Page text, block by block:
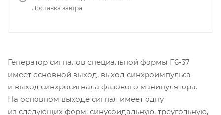
Доставка завтра
Генератор сигналов специальной формы Г6-37
имеет основной выход, выход синхроимпульса
и выход синхросигнала фазового манипулятора.
На основном выходе сигнал имеет одну
из следующих форм: синусоидальную, треугольную,